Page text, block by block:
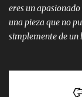
eres un
una pieza que no
simplemente de un
y aficionados